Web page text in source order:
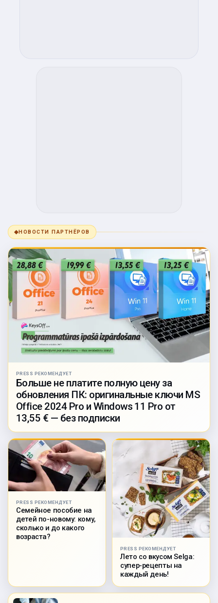
◆НОВОСТИ ПАРТНЁРОВ
PRESS РЕКОМЕНДУЕТ
Больше не платите полную цену за
обновления ПК: оригинальные ключи MS
Office 2024 Pro и Windows 11 Pro от
13,55 € — без подписки
PRESS РЕКОМЕНДУЕТ
Семейное пособие на
детей по-новому: кому,
сколько и до какого
возраста?
PRESS РЕКОМЕНДУЕТ
Лето со вкусом Selga:
супер-рецепты на
каждый день!